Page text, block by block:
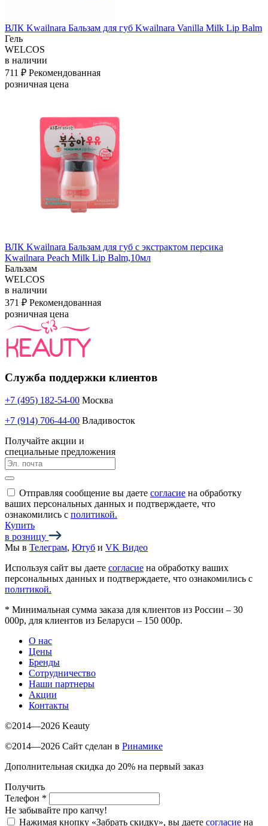
ВЛК Kwailnara Бальзам для губ Kwailnara Vanilla Milk Lip Balm
Гель
WELCOS
в наличии
711 ₽ Рекомендованная
розничная цена
ВЛК Kwailnara Бальзам для губ c экстрактом персика
Kwailnara Peach Milk Lip Balm,10мл
Бальзам
WELCOS
в наличии
371 ₽ Рекомендованная
розничная цена
Служба поддержки клиентов
+7 (495) 182-54-00 Москва
+7 (914) 706-44-00 Владивосток
Получайте акции и
специальные предложения
Отправляя сообщение вы даете согласие на обработку
ваших персональных данных и подтверждаете, что
ознакомились с политикой.
Купить
в розницу
Мы в Телеграм, Ютуб и VK Видео
Используя сайт вы даете согласие на обработку ваших
персональных данных и подтверждаете, что ознакомились с
политикой.
* Минимальная сумма заказа для клиентов из России – 30
000р, для клиентов из Беларуси – 150 000р.
О нас
Цены
Бренды
Сотрудничество
Наши партнеры
Акции
Контакты
©2014—2026 Keauty
©2014—2026 Сайт сделан в Ринамике
Дополнительная скидка до 20% на первый заказ
Получить
Телефон *
Не забывайте про капчу!
Нажимая кнопку «Забрать скидку», вы даете согласие на